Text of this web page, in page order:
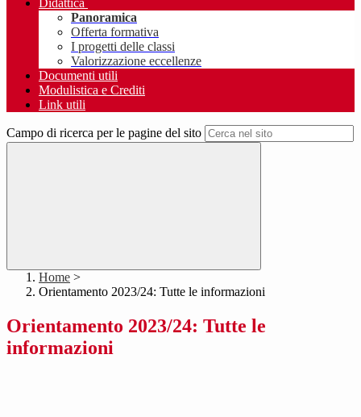
Didattica
Panoramica
Offerta formativa
I progetti delle classi
Valorizzazione eccellenze
Documenti utili
Modulistica e Crediti
Link utili
Campo di ricerca per le pagine del sito
Home >
Orientamento 2023/24: Tutte le informazioni
Orientamento 2023/24: Tutte le
informazioni